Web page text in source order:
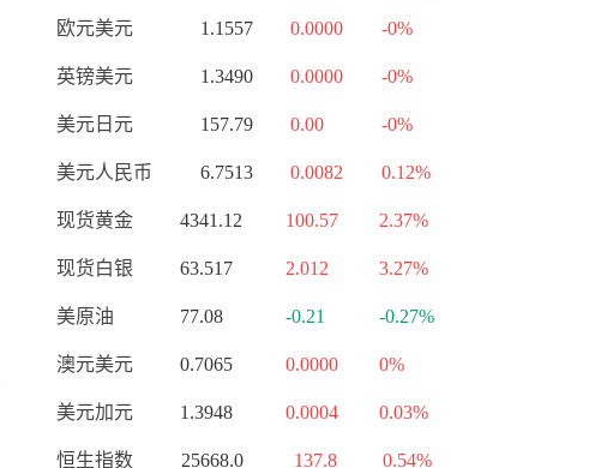
欧元美元 1.1557 0.0000 -0%
英镑美元 1.3490 0.0000 -0%
美元日元 157.79 0.00 -0%
美元人民币 6.7513 0.0082 0.12%
现货黄金 4341.12 100.57 2.37%
现货白银 63.517 2.012 3.27%
美原油 77.08 -0.21 -0.27%
澳元美元 0.7065 0.0000 0%
美元加元 1.3948 0.0004 0.03%
恒生指数 25668.0 137.8 0.54%